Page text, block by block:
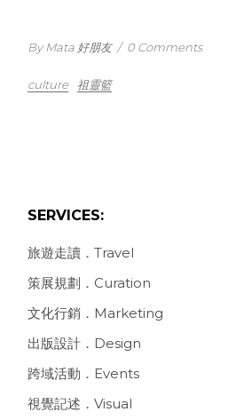
By Mata 好朋友 / 0 Comments
culture 祖靈籃
SERVICES:
旅遊走讀．Travel
策展規劃．Curation
文化行銷．Marketing
出版設計．Design
跨域活動．Events
視覺記述．Visual